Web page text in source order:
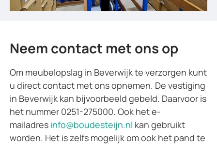
Neem contact met ons op
Om meubelopslag in Beverwijk te verzorgen kunt
u direct contact met ons opnemen. De vestiging
in Beverwijk kan bijvoorbeeld gebeld. Daarvoor is
het nummer 0251-275000. Ook het e-
mailadres info@boudesteijn.nl kan gebruikt
worden. Het is zelfs mogelijk om ook het pand te